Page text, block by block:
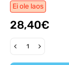
Ei ole laos
28,40€